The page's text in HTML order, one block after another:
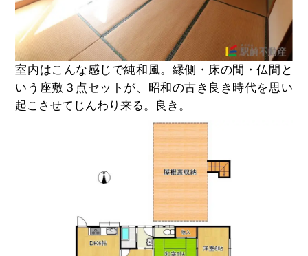
室内はこんな感じで純和風。縁側・床の間・仏間と
いう座敷３点セットが、昭和の古き良き時代を思い
起こさせてじんわり来る。良き。